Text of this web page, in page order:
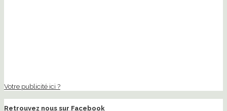
Votre publicité ici ?
Retrouvez nous sur Facebook